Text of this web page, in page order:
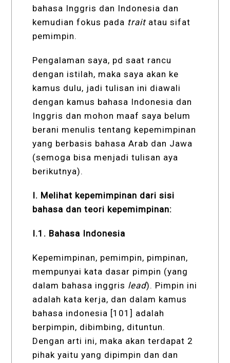
bahasa Inggris dan Indonesia dan
kemudian fokus pada trait atau sifat
pemimpin.
Pengalaman saya, pd saat rancu
dengan istilah, maka saya akan ke
kamus dulu, jadi tulisan ini diawali
dengan kamus bahasa Indonesia dan
Inggris dan mohon maaf saya belum
berani menulis tentang kepemimpinan
yang berbasis bahasa Arab dan Jawa
(semoga bisa menjadi tulisan aya
berikutnya).
I. Melihat kepemimpinan dari sisi
bahasa dan teori kepemimpinan:
I.1. Bahasa Indonesia
Kepemimpinan, pemimpin, pimpinan,
mempunyai kata dasar pimpin (yang
dalam bahasa inggris lead). Pimpin ini
adalah kata kerja, dan dalam kamus
bahasa indonesia [101] adalah
berpimpin, dibimbing, dituntun.
Dengan arti ini, maka akan terdapat 2
pihak yaitu yang dipimpin dan dan